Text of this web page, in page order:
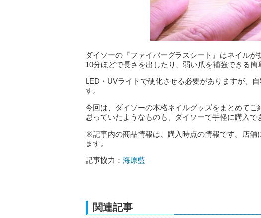
ダイソーの『ファイバーグラスシート』はネイルが
10分ほどで長さを出したり、弱い爪を補強できる簡
LED・UVライトで硬化させる必要がありますが、
す。
今回は、ダイソーの本格ネイルグッズをまとめて
思っていたようなものも、ダイソーで手軽に購入
※記事内の商品情報は、購入時点の情報です。店舗
ます。
記事協力： 海原藍
関連記事